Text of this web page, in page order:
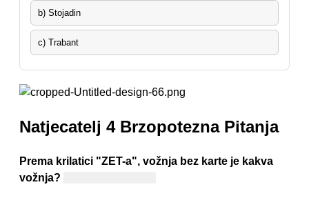
b) Stojadin
c) Trabant
Natjecatelj 4 Brzopotezna Pitanja
Prema krilatici "ZET-a", vožnja bez karte je kakva
vožnja?